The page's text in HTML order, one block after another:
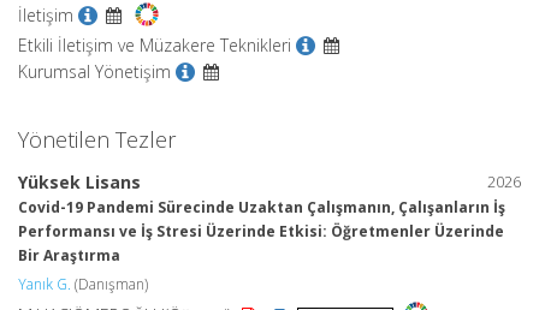
İletişim
Etkili İletişim ve Müzakere Teknikleri
Kurumsal Yönetişim
Yönetilen Tezler
2026
Yüksek Lisans
Covid-19 Pandemi Sürecinde Uzaktan Çalışmanın, Çalışanların İş
Performansı ve İş Stresi Üzerinde Etkisi: Öğretmenler Üzerinde
Bir Araştırma
Yanık G. (Danışman)